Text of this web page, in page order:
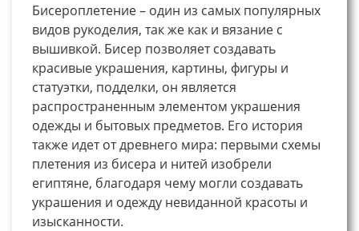
Бисероплетение – один из самых популярных
видов рукоделия, так же как и вязание с
вышивкой. Бисер позволяет создавать
красивые украшения, картины, фигуры и
статуэтки, подделки, он является
распространенным элементом украшения
одежды и бытовых предметов. Его история
также идет от древнего мира: первыми схемы
плетения из бисера и нитей изобрели
египтяне, благодаря чему могли создавать
украшения и одежду невиданной красоты и
изысканности.